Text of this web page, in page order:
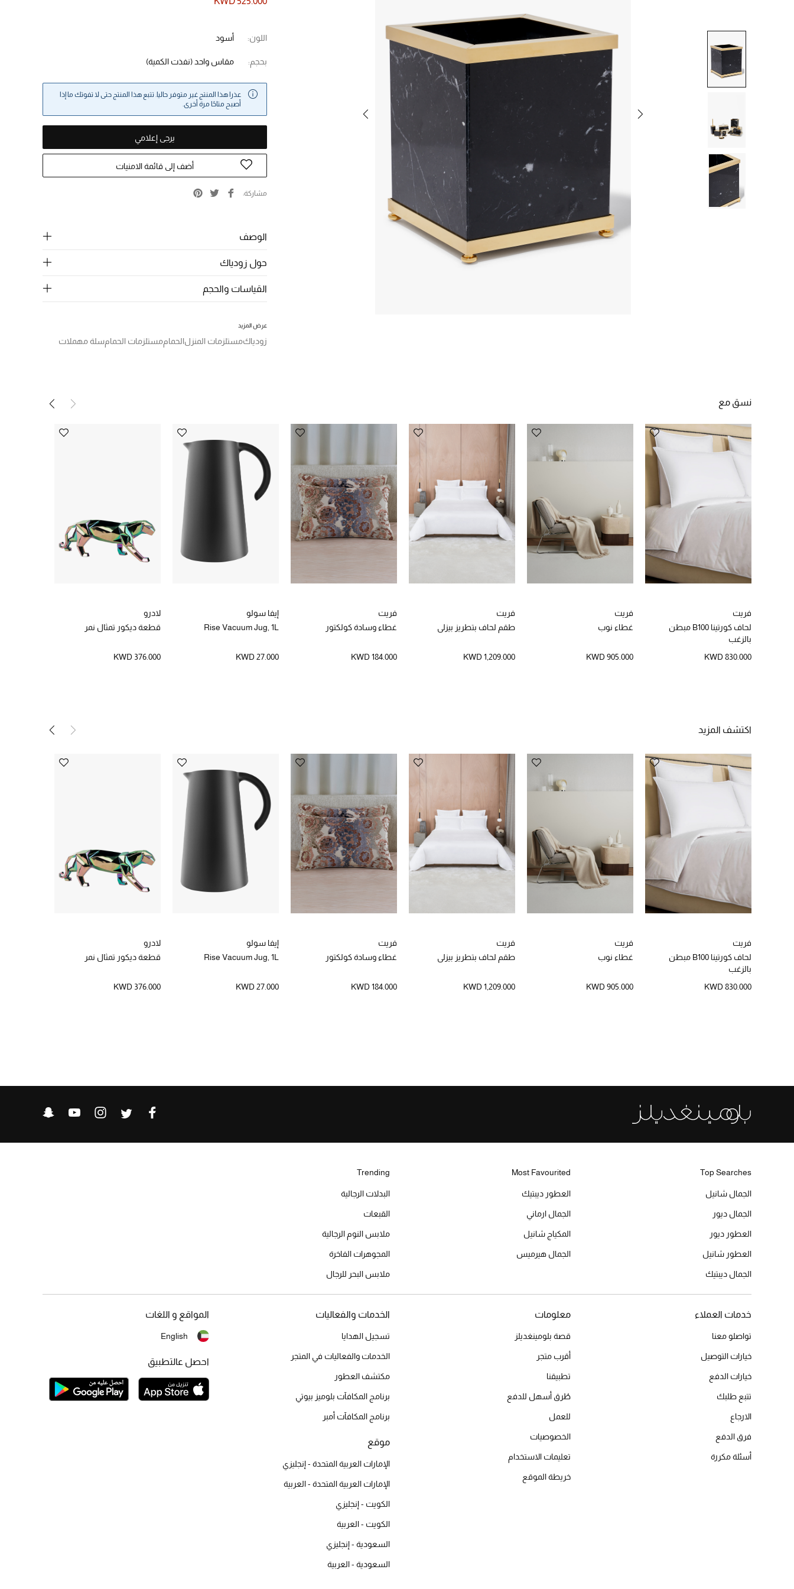
اللون: أسود
بحجم: مقاس واحد (نفذت الكمية)
عذرا هذا المنتج غير متوفر حاليا. تتبع هذا المنتج حتى لا تفوتك ما إذا
أصبح متاحًا مرة أخرى.
يرجى إعلامي
أضف إلى قائمة الامنيات
مشاركة
الوصف
حول زودياك
القياسات والحجم
عرض المزيد
زودياكمستلزمات المنزلالحماممستلزمات الحمامسلة مهملات
نسق مع
فريت
لحاف كورتينا B100 مبطن
بالزغب
KWD 830.000
فريت
غطاء نوب
KWD 905.000
فريت
طقم لحاف بتطريز بيزلي
KWD 1,209.000
فريت
غطاء وسادة كولكتور
KWD 184.000
إيفا سولو
Rise Vacuum Jug, 1L
KWD 27.000
لادرو
قطعة ديكور تمثال نمر
KWD 376.000
اكتشف المزيد
فريت
لحاف كورتينا B100 مبطن
بالزغب
KWD 830.000
فريت
غطاء نوب
KWD 905.000
فريت
طقم لحاف بتطريز بيزلي
KWD 1,209.000
فريت
غطاء وسادة كولكتور
KWD 184.000
إيفا سولو
Rise Vacuum Jug, 1L
KWD 27.000
لادرو
قطعة ديكور تمثال نمر
KWD 376.000
Top Searches
الجمال شانيل
الجمال ديور
العطور ديور
العطور شانيل
الجمال ديبتيك
Most Favourited
العطور ديبتيك
الجمال ارماني
المكياج شانيل
الجمال هيرميس
Trending
البدلات الرجالية
القبعات
ملابس النوم الرجالية
المجوهرات الفاخرة
ملابس البحر للرجال
خدمات العملاء
تواصلو معنا
خيارات التوصيل
خيارات الدفع
تتبع طلبك
الارجاع
فرق الدفع
أسئلة مكررة
معلومات
قصة بلومينغديلز
أقرب متجر
تطبيقنا
طُرق أسهل للدفع
للعمل
الخصوصيات
تعليمات الاستخدام
خريطة الموقع
الخدمات والفعاليات
تسجيل الهدايا
الخدمات والفعاليات في المتجر
مكتشف العطور
برنامج المكافآت بلوميز بيوتي
برنامج المكافآت أمبر
موقع
الإمارات العربية المتحدة - إنجليزي
الإمارات العربية المتحدة - العربية
الكويت - إنجليزي
الكويت - العربية
السعودية - إنجليزي
السعودية - العربية
المواقع و اللغات
English
احصل عالتطبيق